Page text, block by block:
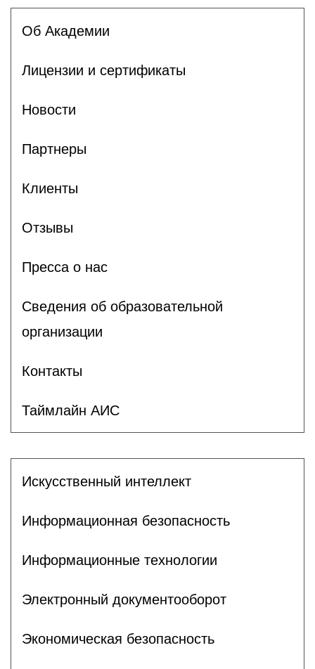
Об Академии
Лицензии и сертификаты
Новости
Партнеры
Клиенты
Отзывы
Пресса о нас
Сведения об образовательной
организации
Контакты
Таймлайн АИС
Искусственный интеллект
Информационная безопасность
Информационные технологии
Электронный документооборот
Экономическая безопасность